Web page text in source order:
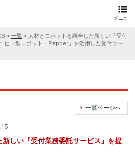
> 一覧 > 人材とロボットを融合した新しい『受付
ヒト型ロボット「Pepper」を活用した受付サー
一覧ページへ
新しい『受付業務委託サービス』を提